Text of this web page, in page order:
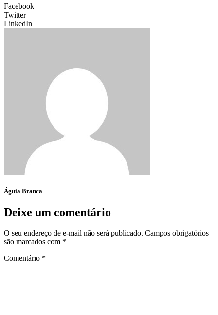
Facebook
Twitter
LinkedIn
Águia Branca
Deixe um comentário
O seu endereço de e-mail não será publicado. Campos obrigatórios
são marcados com *
Comentário *